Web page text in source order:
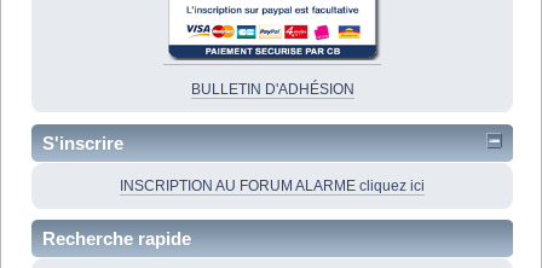
BULLETIN D'ADHÉSION
S'inscrire
INSCRIPTION AU FORUM ALARME cliquez ici
Recherche rapide